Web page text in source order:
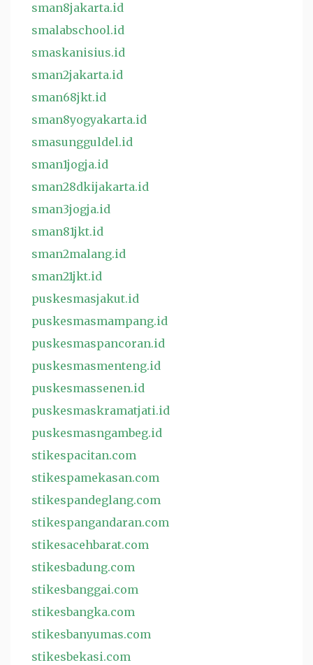
sman8jakarta.id
smalabschool.id
smaskanisius.id
sman2jakarta.id
sman68jkt.id
sman8yogyakarta.id
smasungguldel.id
sman1jogja.id
sman28dkijakarta.id
sman3jogja.id
sman81jkt.id
sman2malang.id
sman21jkt.id
puskesmasjakut.id
puskesmasmampang.id
puskesmaspancoran.id
puskesmasmenteng.id
puskesmassenen.id
puskesmaskramatjati.id
puskesmasngambeg.id
stikespacitan.com
stikespamekasan.com
stikespandeglang.com
stikespangandaran.com
stikesacehbarat.com
stikesbadung.com
stikesbanggai.com
stikesbangka.com
stikesbanyumas.com
stikesbekasi.com